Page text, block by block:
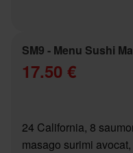
SM9 - Menu Sushi
17.50 €
24 California, 8
masago surimi